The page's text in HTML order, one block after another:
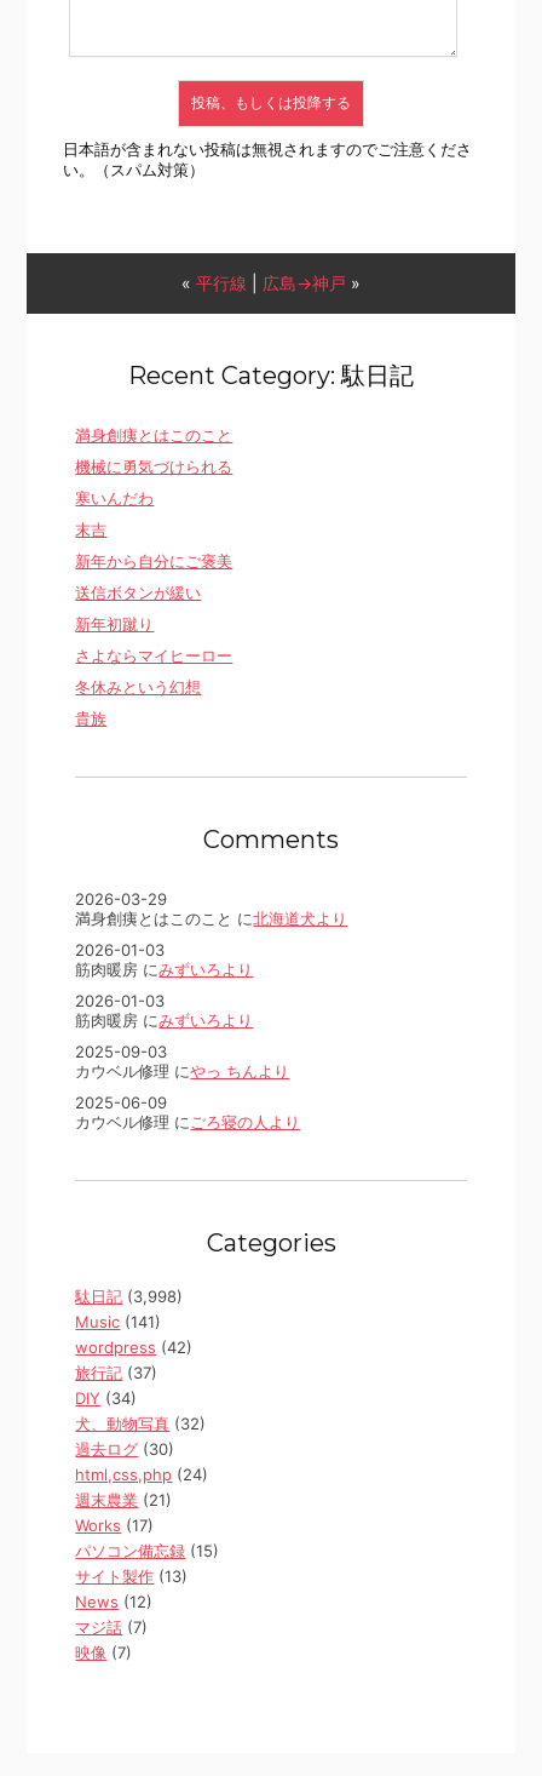
日本語が含まれない投稿は無視されますのでご注意くださ
い。（スパム対策）
« 平行線 広島→神戸 »
Recent Category: 駄日記
満身創痍とはこのこと
機械に勇気づけられる
寒いんだわ
末吉
新年から自分にご褒美
送信ボタンが緩い
新年初蹴り
さよならマイヒーロー
冬休みという幻想
貴族
Comments
2026-03-29
満身創痍とはこのこと に北海道犬より
2026-01-03
筋肉暖房 にみずいろより
2026-01-03
筋肉暖房 にみずいろより
2025-09-03
カウベル修理 にやっ ちんより
2025-06-09
カウベル修理 に ごろ寝の人より
Categories
駄日記 (3,998)
Music (141)
wordpress (42)
旅行記 (37)
DIY (34)
犬、動物写真 (32)
過去ログ (30)
html,css,php (24)
週末農業 (21)
Works (17)
パソコン備忘録 (15)
サイト製作 (13)
News (12)
マジ話 (7)
映像 (7)